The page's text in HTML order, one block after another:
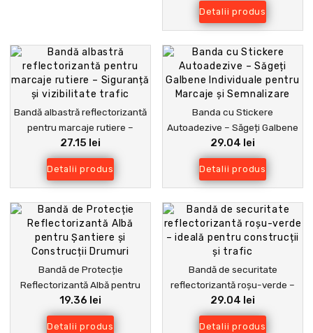
Detalii produs
Bandă albastră reflectorizantă
pentru marcaje rutiere –
Siguranță și vizibilitate trafic
27.15 lei
Detalii produs
Banda cu Stickere
Autoadezive – Săgeți Galbene
Individuale pentru Marcaje și
Semnalizare
29.04 lei
Detalii produs
Bandă de Protecție
Reflectorizantă Albă pentru
Șantiere și Construcții Drumuri
19.36 lei
Detalii produs
Bandă de securitate
reflectorizantă roșu-verde –
ideală pentru construcții și
trafic
29.04 lei
Detalii produs